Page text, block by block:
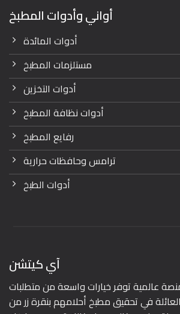
أواني وأدوات المطبخ
أدوات المائدة
مستلزمات المطبخ
أدوات التخزين
أدوات نظافة المطبخ
رفايع المطبخ
ترامس وحافظات حرارية
أدوات الطبخ
آي كيتشن
عالمية توفر خيارات واسعة من متطلبات
في تحقيق مطبخ أحلامهم بنقرة زر من